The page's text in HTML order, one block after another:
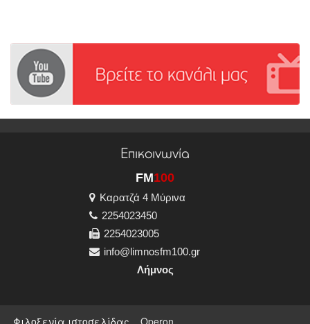
Επικοινωνία
FM100
Καρατζά 4 Μύρινα
2254023450
2254023005
info@limnosfm100.gr
Λήμνος
Φιλοξενία ιστοσελίδας Operon